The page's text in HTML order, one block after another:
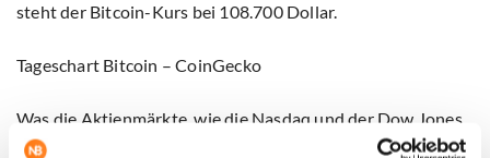
steht der Bitcoin-Kurs bei 108.700 Dollar.
Tageschart Bitcoin – CoinGecko
Was die Aktienmärkte, wie die Nasdaq und der Dow Jones,
davon halten werden, sehen wir morgen. Die Erwartung ist,